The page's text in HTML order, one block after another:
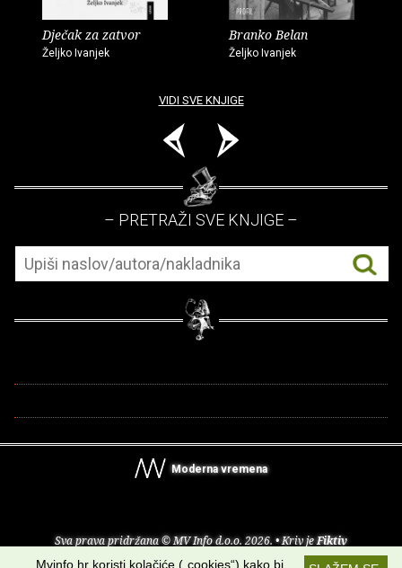
Dječak za zatvor
Željko Ivanjek
Branko Belan
Željko Ivanjek
VIDI SVE KNJIGE
– PRETRAŽI SVE KNJIGE –
Moderna vremena
Sva prava pridržana © MV Info d.o.o. 2026. • Kriv jeFiktiv
Mvinfo.hr koristi kolačiće („cookies“) kako bi